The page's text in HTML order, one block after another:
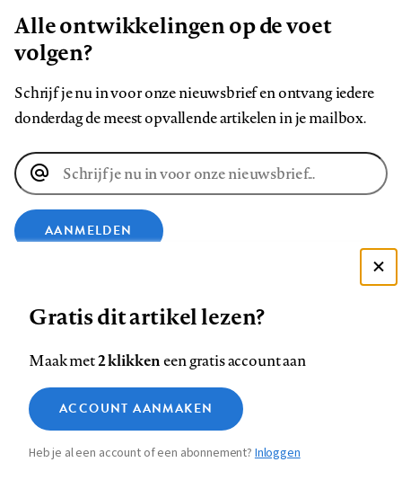
Alle ontwikkelingen op de voet
volgen?
Schrijf je nu in voor onze nieuwsbrief en ontvang iedere
donderdag de meest opvallende artikelen in je mailbox.
E-
mailadres
AANMELDEN
op
Facebook
op
LinkedIn
op
Bluesky
ons
op
InstagramYouTube
Footer
Contact Colofon Disclaimer Privacy
Medische vragen verdienen
betrouwbare antwoorden
Zie onze cookie policy
Analytische cookies
Marketing cookies
Gratis dit artikel lezen?
Maak met2 klikkeneen gratis account aan
ACCOUNT AANMAKEN
Heb je al een account of een abonnement?Inloggen